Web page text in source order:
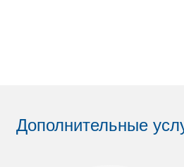
Дополнительные